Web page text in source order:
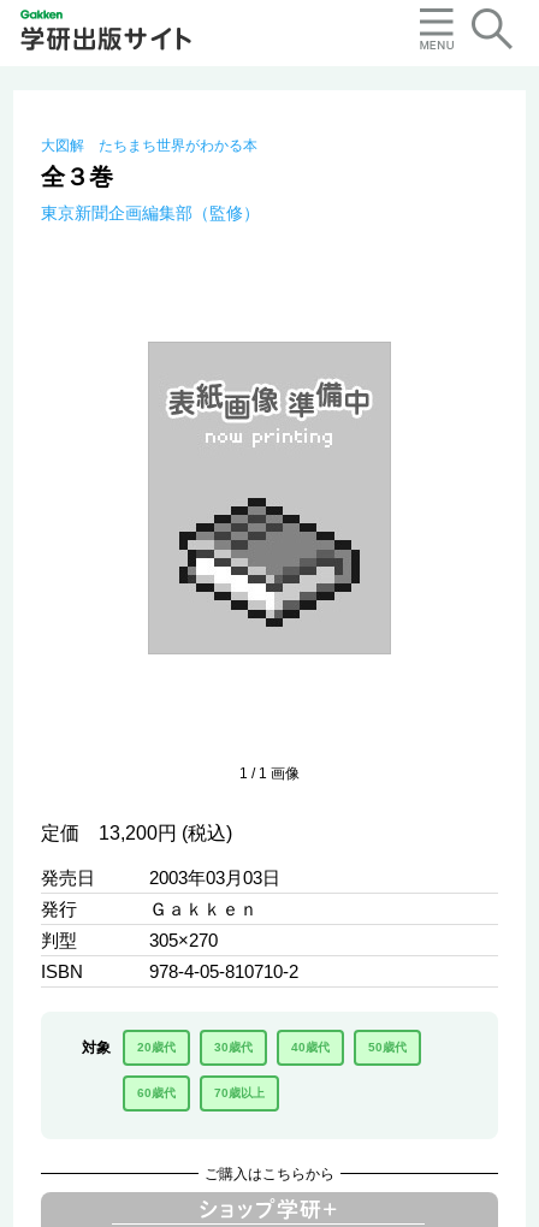
大図解 たちまち世界がわかる本
全３巻
東京新聞企画編集部（監修）
1 / 1 画像
定価 13,200円 (税込)
発売日
2003年03月03日
発行
Ｇａｋｋｅｎ
判型
305×270
ISBN
978-4-05-810710-2
対象 20歳代 30歳代 40歳代 50歳代
60歳代 70歳以上
ご購入はこちらから